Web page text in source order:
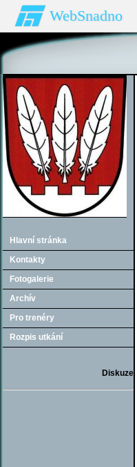
WebSnadno
Hlavní stránka
Kontakty
Fotogalerie
Archív
Pro trenéry
Rozpis utkání
Diskuze